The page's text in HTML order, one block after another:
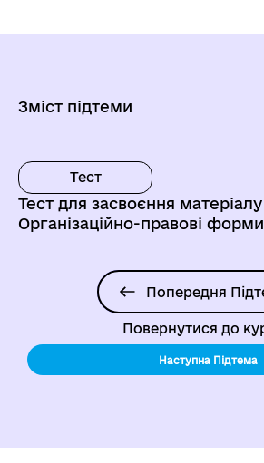
Зміст підтеми
Тест
Тест для засвоєння
Організаційно-правові
Попередня
Повернутися до
Наступна Підтема